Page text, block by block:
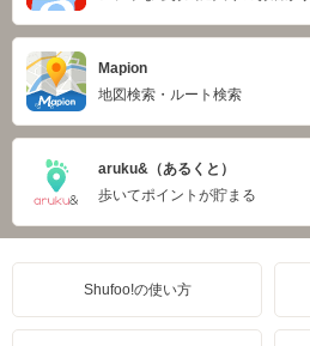
Mapion
地図検索・ルート検索
aruku&（あるくと）
歩いてポイントが貯まる
Shufoo!の使い方